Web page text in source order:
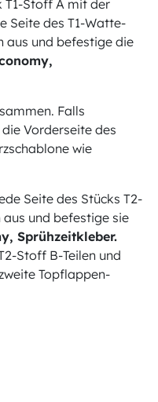
T1-Stoff A mit der
Seite des T1-Watte-
aus und befestige die
Falls
Vorderseite des
wie
Seite des Stücks T2-
und befestige sie
Sprühzeitkleber.
Stoff B-Teilen und
Topflappen-